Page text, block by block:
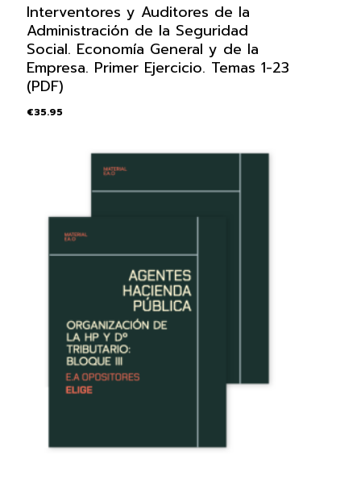
Interventores y Auditores de la
Administración de la Seguridad
Social. Economía General y de la
Empresa. Primer Ejercicio. Temas 1-23
(PDF)
€35.95